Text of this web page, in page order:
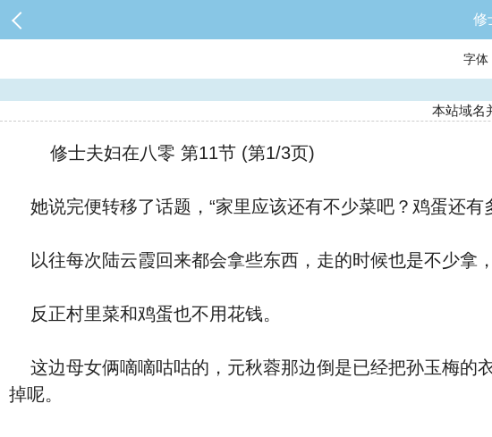
修
字体
本站域名
修士夫妇在八零 第11节 (第1/3页)
她说完便转移了话题，“家里应该还有不少菜吧？鸡蛋还有
以往每次陆云霞回来都会拿些东西，走的时候也是不少拿
反正村里菜和鸡蛋也不用花钱。
这边母女俩嘀嘀咕咕的，元秋蓉那边倒是已经把孙玉梅的
掉呢。